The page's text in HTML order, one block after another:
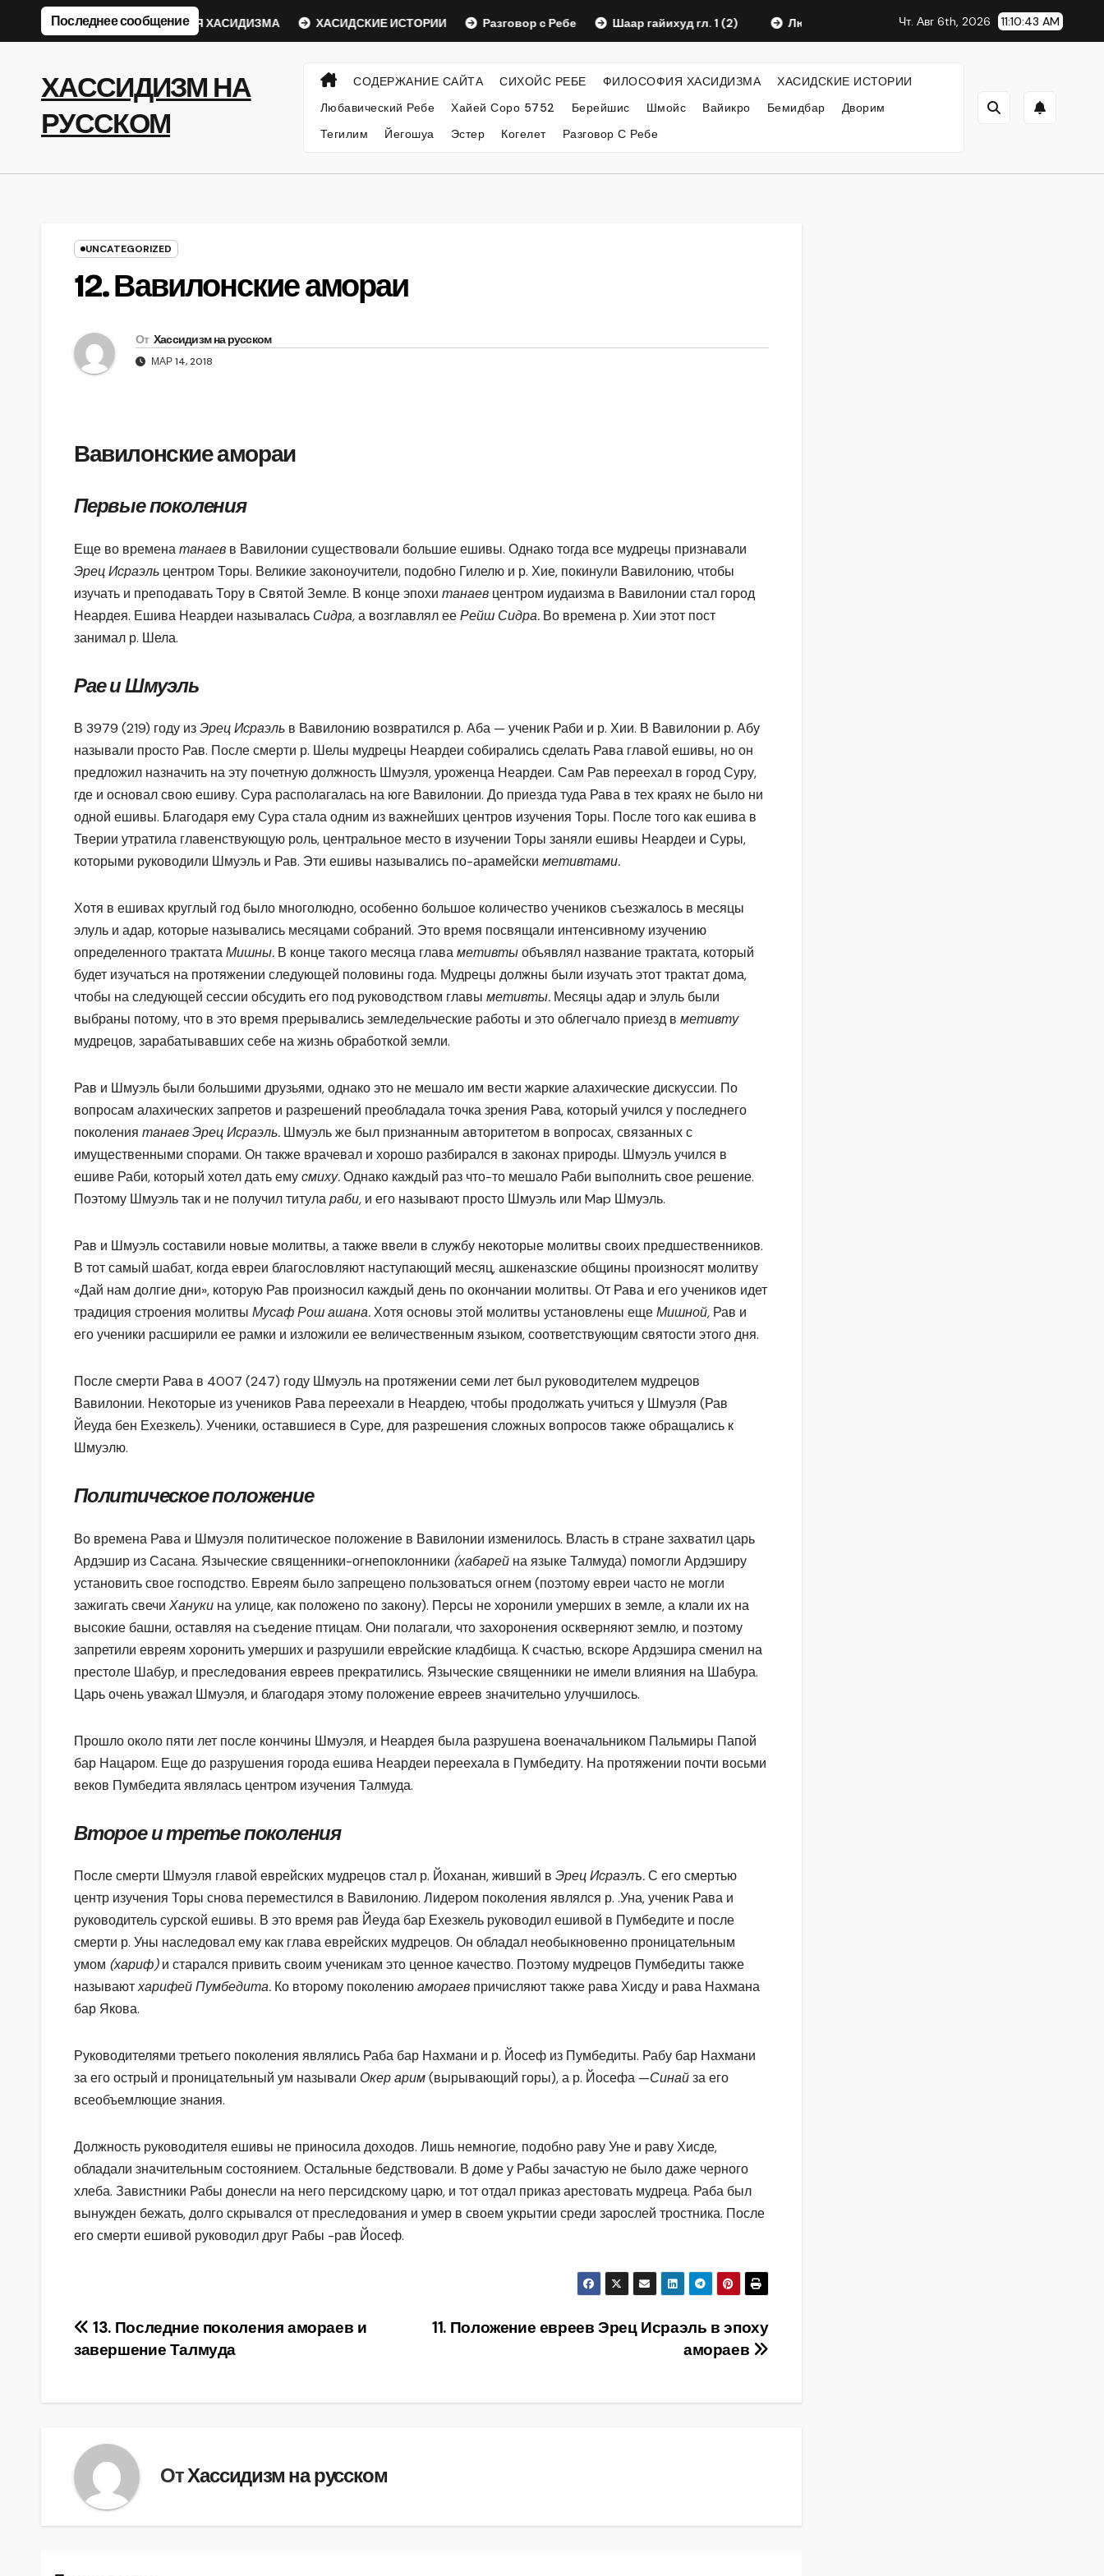
Перейти
Последнее сообщение
Ребе ФИЛОСОФИЯ ХАСИДИЗМА ХАСИДСКИЕ ИСТОРИИ Разговор с Ребе Шаар гайихуд гл. 1 (2) Любавический Ребе ФИЛОСОФИЯ ХАСИДИЗМА
Чт. Авг 6th, 2026 11:10:44 AM
ХАССИДИЗМ НА
РУССКОМ
СОДЕРЖАНИЕ САЙТА СИХОЙС РЕБЕ ФИЛОСОФИЯ ХАСИДИЗМА
ХАСИДСКИЕ ИСТОРИИ
Любавический Ребе
Хайей Соро 5752 Берейшис Шмойс Вайикро Бемидбар
Дворим
Тегилим
Йегошуа Эстер Когелет Разговор С Ребе
UNCATEGORIZED
12. Вавилонские амораи
От Хассидизм на русском
МАР 14, 2018
Вавилонские амораи
Первые поколения
Еще во временатанаев в Вавилонии существовали большие ешивы. Однако тогда все мудрецы признавали
Эрец Исраэль центром Торы. Великие законоучители, подобно Гилелю и р. Хие, покинули Вавилонию, чтобы
изучать и преподавать Тору в Святой Земле. В конце эпохи танаев центром иудаизма в Вавилонии стал город
Неардея. Ешива Неардеи называлась Сидра,а возглавлял ееРейш Сидра. Во времена р. Хии этот пост
занимал р. Шела.
Рае и Шмуэль
В 3979 (219) году изЭрец Исраэль в Вавилонию возвратился р. Аба — ученик Раби и р. Хии. В Вавилонии р. Абу
называли просто Рав. После смерти р. Шелы мудрецы Неардеи собирались сделать Рава главой ешивы, но он
предложил назначить на эту почетную должность Шмуэля, уроженца Неардеи. Сам Рав переехал в город Суру,
где и основал свою ешиву. Сура располагалась на юге Вавилонии. До приезда туда Рава в тех краях не было ни
одной ешивы. Благодаря ему Сура стала одним из важнейших центров изучения Торы. После того как ешива в
Тверии утратила главенствующую роль, центральное место в изучении Торы заняли ешивы Неардеи и Суры,
которыми руководили Шмуэль и Рав. Эти ешивы назывались по-арамейски метивтами.
Хотя в ешивах круглый год было многолюдно, особенно большое количество учеников съезжалось в месяцы
элуль и адар, которые назывались месяцами собраний. Это время посвящали интенсивному изучению
определенного трактатаМишны. В конце такого месяца главаметивтыобъявлял название трактата, который
будет изучаться на протяжении следующей половины года. Мудрецы должны были изучать этот трактат дома,
чтобы на следующей сессии обсудить его под руководством главы метивты. Месяцы адар и элуль были
выбраны потому, что в это время прерывались земледельческие работы и это облегчало приезд в метивту
мудрецов, зарабатывавших себе на жизнь обработкой земли.
Рав и Шмуэль были большими друзьями, однако это не мешало им вести жаркие алахические дискуссии. По
вопросам алахических запретов и разрешений преобладала точка зрения Рава, который учился у последнего
поколения танаев Эрец Исраэль. Шмуэль же был признанным авторитетом в вопросах, связанных с
имущественными спорами. Он также врачевал и хорошо разбирался в законах природы. Шмуэль учился в
ешиве Раби, который хотел дать емусмиху.Однако каждый раз что-то мешало Раби выполнить свое решение.
Поэтому Шмуэль так и не получил титулараби, и его называют просто Шмуэль или Map Шмуэль.
Рав и Шмуэль составили новые молитвы, а также ввели в службу некоторые молитвы своих предшественников.
В тот самый шабат, когда евреи благословляют наступающий месяц, ашкеназские общины произносят молитву
«Дай нам долгие дни», которую Рав произносил каждый день по окончании молитвы. От Рава и его учеников идет
традиция строения молитвы Мусаф Рош ашана.Хотя основы этой молитвы установлены ещеМишной, Рав и
его ученики расширили ее рамки и изложили ее величественным языком, соответствующим святости этого дня.
После смерти Рава в 4007 (247) году Шмуэль на протяжении семи лет был руководителем мудрецов
Вавилонии. Некоторые из учеников Рава переехали в Неардею, чтобы продолжать учиться у Шмуэля (Рав
Йеуда бен Ехезкель). Ученики, оставшиеся в Суре, для разрешения сложных вопросов также обращались к
Шмуэлю.
Политическое положение
Во времена Рава и Шмуэля политическое положение в Вавилонии изменилось. Власть в стране захватил царь
Ардэшир из Сасана. Языческие священники-огнепоклонники (хабарей на языке Талмуда) помогли Ардэширу
установить свое господство. Евреям было запрещено пользоваться огнем (поэтому евреи часто не могли
зажигать свечи Хануки на улице, как положено по закону). Персы не хоронили умерших в земле, а клали их на
высокие башни, оставляя на съедение птицам. Они полагали, что захоронения оскверняют землю, и поэтому
запретили евреям хоронить умерших и разрушили еврейские кладбища. К счастью, вскоре Ардэшира сменил на
престоле Шабур, и преследования евреев прекратились. Языческие священники не имели влияния на Шабура.
Царь очень уважал Шмуэля, и благодаря этому положение евреев значительно улучшилось.
Прошло около пяти лет после кончины Шмуэля, и Неардея была разрушена военачальником Пальмиры Папой
бар Нацаром. Еще до разрушения города ешива Неардеи переехала в Пумбедиту. На протяжении почти восьми
веков Пумбедита являлась центром изучения Талмуда.
Второе и третье поколения
После смерти Шмуэля главой еврейских мудрецов стал р. Йоханан, живший в Эрец Исраэлъ.С его смертью
центр изучения Торы снова переместился в Вавилонию. Лидером поколения являлся р. .Уна, ученик Рава и
руководитель сурской ешивы. В это время рав Йеуда бар Ехезкель руководил ешивой в Пумбедите и после
смерти р. Уны наследовал ему как глава еврейских мудрецов. Он обладал необыкновенно проницательным
умом (хариф)и старался привить своим ученикам это ценное качество. Поэтому мудрецов Пумбедиты также
называютхарифей Пумбедита. Ко второму поколениюамораев причисляют также рава Хисду и рава Нахмана
бар Якова.
Руководителями третьего поколения являлись Раба бар Нахмани и р. Йосеф из Пумбедиты. Рабу бар Нахмани
за его острый и проницательный ум называли Окер арим(вырывающий горы), а р. Йосефа —Синайза его
всеобъемлющие знания.
Должность руководителя ешивы не приносила доходов. Лишь немногие, подобно раву Уне и раву Хисде,
обладали значительным состоянием. Остальные бедствовали. В доме у Рабы зачастую не было даже черного
хлеба. Завистники Рабы донесли на него персидскому царю, и тот отдал приказ арестовать мудреца. Раба был
вынужден бежать, долго скрывался от преследования и умер в своем укрытии среди зарослей тростника. После
его смерти ешивой руководил друг Рабы -рав Йосеф.
Навигация
записям
11. Положение евреев Эрец Исраэль в эпоху
амораев
13. Последние поколения амораев и
завершение Талмуда
ОтХассидизм на русском